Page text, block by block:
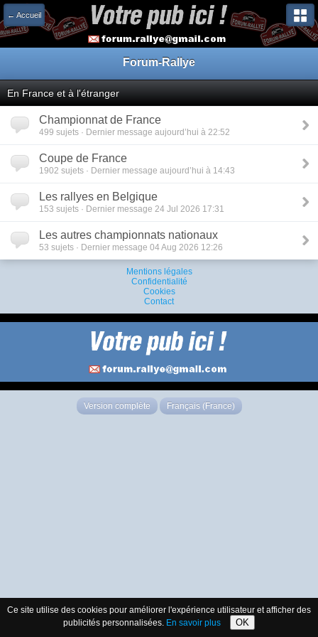
← Accueil
Forum-Rallye
En France et à l'étranger
Championnat de France
499 sujets · Dernier message aujourd’hui à 22:52
Coupe de France
1902 sujets · Dernier message aujourd’hui à 14:43
Les rallyes en Belgique
153 sujets · Dernier message 24 Jul 2026 17:31
Les autres championnats nationaux
53 sujets · Dernier message 04 Aug 2026 12:26
Mentions légales
Confidentialité
Cookies
Contact
Version complète Français (France)
Ce site utilise des cookies pour améliorer l'expérience utilisateur et afficher des
publicités personnalisées. En savoir plus OK